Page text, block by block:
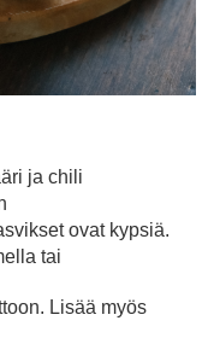
ja chili
ovat kypsiä.
tai
Lisää myös